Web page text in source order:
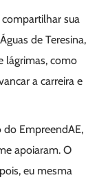
compartilhar sua
de Teresina,
lágrimas, como
a carreira e
do EmpreendAE,
apoiaram. O
eu mesma